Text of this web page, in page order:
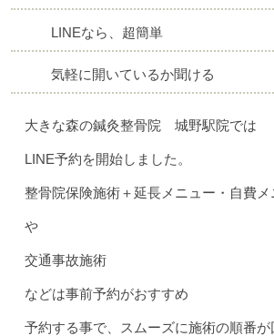
LINEなら、超簡単
気軽に開いているか聞ける
大きな森の鍼灸整骨院 城野駅院では
LINE予約を開始しました。
整骨院保険施術＋延長メニュー・自費メ
や
交通事故施術
などは事前予約がおすすめ
予約する事で、スムーズに施術の順番が